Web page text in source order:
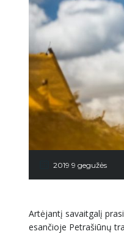
2019 9 gegužės
Artėjantį savaitgalį
esančioje Petrašiūnų